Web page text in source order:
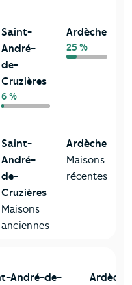
Saint-
André-
de-
Cruzières
6 %
Ardèche
25 %
Saint-
André-
de-
Cruzières
Maisons
anciennes
Ardèche
Maisons
récentes
André-de-
Ardèche